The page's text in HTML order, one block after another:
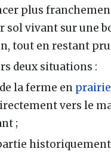
plus
sol vivant sur une
tout en restant
deux situations :
la ferme en prairie
vers le
;